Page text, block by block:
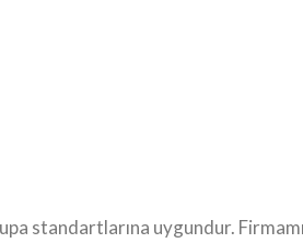
standartlarına uygundur.